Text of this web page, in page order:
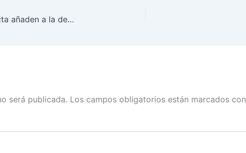
Estos mecanismos de participación directa añaden a la democracia representativa un mayor nivel de calidad: Martín Faz con Carlos Allende
será publicada. Los campos obligatorios están marcados con